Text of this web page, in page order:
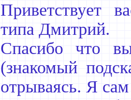
Приветствует
типа Дмитрий.
Спасибо что
(знакомый
отрываясь. Я